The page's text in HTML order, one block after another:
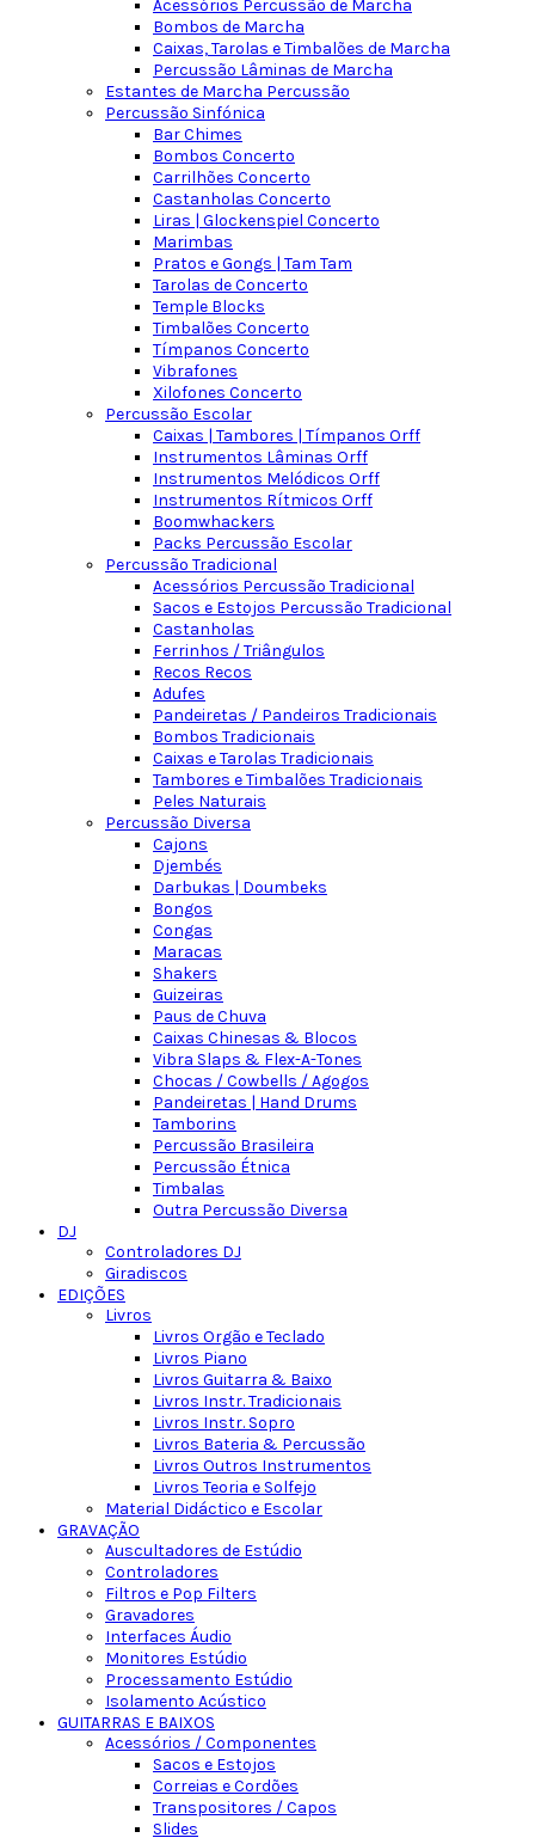
Acessórios Percussão de Marcha
Bombos de Marcha
Caixas, Tarolas e Timbalões de Marcha
Percussão Lâminas de Marcha
Estantes de Marcha Percussão
Percussão Sinfónica
Bar Chimes
Bombos Concerto
Carrilhões Concerto
Castanholas Concerto
Liras | Glockenspiel Concerto
Marimbas
Pratos e Gongs | Tam Tam
Tarolas de Concerto
Temple Blocks
Timbalões Concerto
Tímpanos Concerto
Vibrafones
Xilofones Concerto
Percussão Escolar
Caixas | Tambores | Tímpanos Orff
Instrumentos Lâminas Orff
Instrumentos Melódicos Orff
Instrumentos Rítmicos Orff
Boomwhackers
Packs Percussão Escolar
Percussão Tradicional
Acessórios Percussão Tradicional
Sacos e Estojos Percussão Tradicional
Castanholas
Ferrinhos / Triângulos
Recos Recos
Adufes
Pandeiretas / Pandeiros Tradicionais
Bombos Tradicionais
Caixas e Tarolas Tradicionais
Tambores e Timbalões Tradicionais
Peles Naturais
Percussão Diversa
Cajons
Djembés
Darbukas | Doumbeks
Bongos
Congas
Maracas
Shakers
Guizeiras
Paus de Chuva
Caixas Chinesas & Blocos
Vibra Slaps & Flex-A-Tones
Chocas / Cowbells / Agogos
Pandeiretas | Hand Drums
Tamborins
Percussão Brasileira
Percussão Étnica
Timbalas
Outra Percussão Diversa
DJ
Controladores DJ
Giradiscos
EDIÇÕES
Livros
Livros Orgão e Teclado
Livros Piano
Livros Guitarra & Baixo
Livros Instr. Tradicionais
Livros Instr. Sopro
Livros Bateria & Percussão
Livros Outros Instrumentos
Livros Teoria e Solfejo
Material Didáctico e Escolar
GRAVAÇÃO
Auscultadores de Estúdio
Controladores
Filtros e Pop Filters
Gravadores
Interfaces Áudio
Monitores Estúdio
Processamento Estúdio
Isolamento Acústico
GUITARRAS E BAIXOS
Acessórios / Componentes
Sacos e Estojos
Correias e Cordões
Transpositores / Capos
Slides